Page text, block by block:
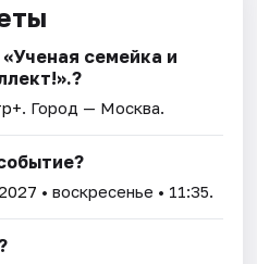
семейка и
. Город — Москва.
• воскресенье • 11:35.